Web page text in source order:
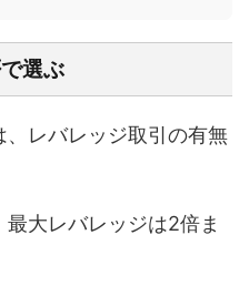
選ぶ
レバレッジ取引の有無
大レバレッジは2倍ま